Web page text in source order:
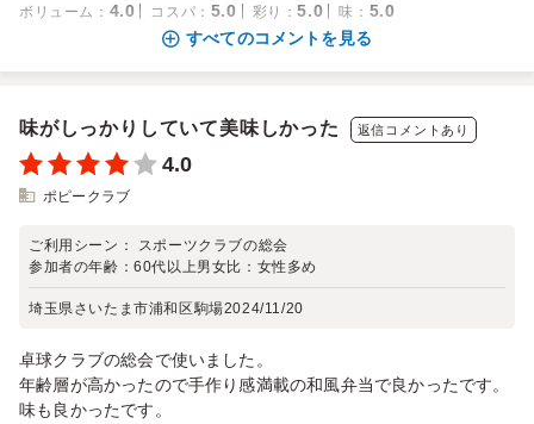
ボリューム ： 4.0 コスパ ： 5.0 彩り ：5.0 味 ： 5.0
すべてのコメントを見る
味がしっかりしていて美味しかった 返信コメントあり
4.0
ポピークラブ
ご利用シーン： スポーツクラブの総会
参加者の年齢：60代以上男女比： 女性多め
埼玉県さいたま市浦和区駒場2024/11/20
卓球クラブの総会で使いました。
年齢層が高かったので手作り感満載の和風弁当で良かったです。
味も良かったです。